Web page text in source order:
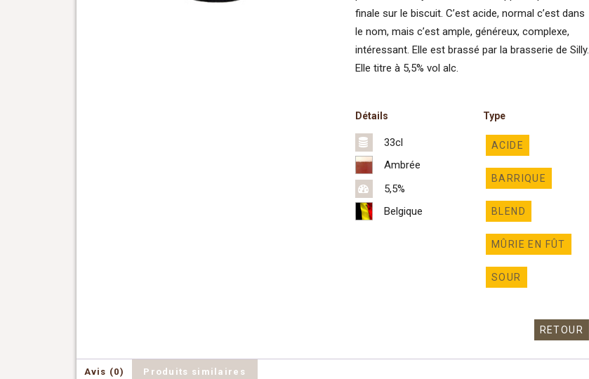
finale sur le biscuit. C’est acide, normal c’est dans
le nom, mais c’est ample, généreux, complexe,
intéressant. Elle est brassé par la brasserie de Silly.
Elle titre à 5,5% vol alc.
Détails
33cl
Ambrée
5,5%
Belgique
Type
ACIDE
BARRIQUE
BLEND
MÛRIE EN FÛT
SOUR
RETOUR
Avis (0) Produits similaires